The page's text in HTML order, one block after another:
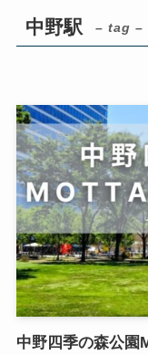
中野駅 – tag –
中野四季の森公園